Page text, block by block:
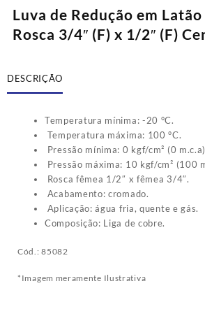
Luva de Redução em
Rosca 3/4″ (F) x 1/2″ (F)
DESCRIÇÃO
Temperatura mínima: -20 °C.
Temperatura máxima: 100 °C.
Pressão mínima: 0 kgf/cm² (0
Pressão máxima: 10 kgf/cm² (100
Rosca fêmea 1/2″ x fêmea 3/4″.
Acabamento: cromado.
Aplicação: água fria, quente e gás.
Composição: Liga de cobre.
Cód.: 85082
*Imagem meramente Ilustrativa